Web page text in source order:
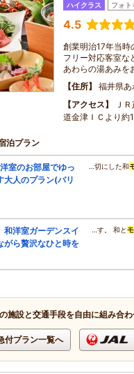
ハイクラス フォト
4.5
創業明治17年当時
フリー対応客室な
あわらの湯あみを
住所
福井県
アクセス
Ｊ
道金津ＩＣより約
泊プラン
室のお部屋でゆっ
大人のプラン(バリ
…切にした和
和洋室ガーデンスイ
ら贅沢なひと時を
…す。 和と
施設と交通手段を自由に組み合
付プラン一覧へ